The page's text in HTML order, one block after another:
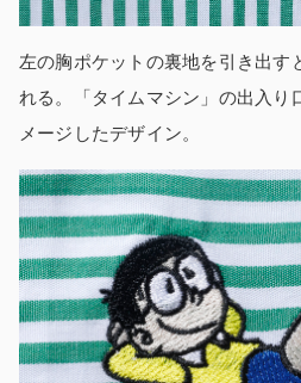
左の胸ポケットの裏地を引き出す
れる。「タイムマシン」の出入り
メージしたデザイン。